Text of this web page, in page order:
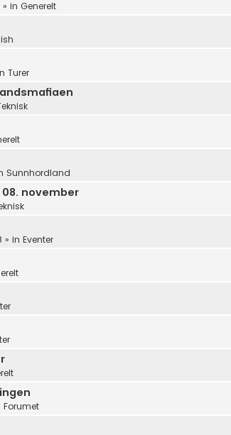
» in Generelt
Turer
Sunnhordland
november
» in Eventer
Forumet